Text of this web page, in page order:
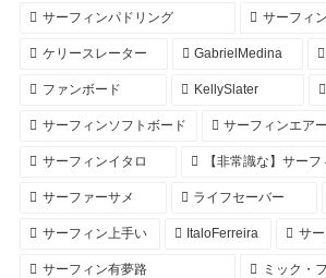
サーフィンパドリング サーフィ
ケリースレーター GabrielMedina
ファンボード KellySlater
サーフィンソフトボード サーフィンエアー
サーフィンイタロ 【非常識な】サー
サーファーサメ ライフセーバー
サーフィン上手い ItaloFerreira サ
サーフィン有夢路 ミック・